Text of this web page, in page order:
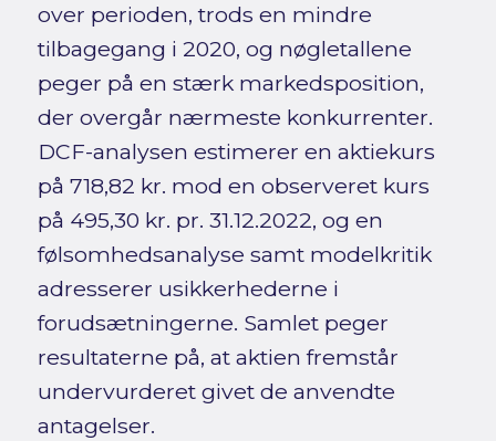
over perioden, trods en mindre
tilbagegang i 2020, og nøgletallene
peger på en stærk markedsposition,
der overgår nærmeste konkurrenter.
DCF-analysen estimerer en aktiekurs
på 718,82 kr. mod en observeret kurs
på 495,30 kr. pr. 31.12.2022, og en
følsomhedsanalyse samt modelkritik
adresserer usikkerhederne i
forudsætningerne. Samlet peger
resultaterne på, at aktien fremstår
undervurderet givet de anvendte
antagelser.